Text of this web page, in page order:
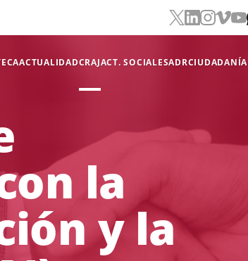
ACTUALIDADCRAJACT. SOCIALESADRCIUDADANÍA
la
y la